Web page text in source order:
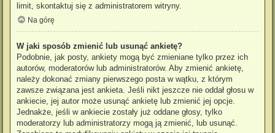
limit, skontaktuj się z administratorem witryny.
Na górę
W jaki sposób zmienić lub usunąć ankietę?
Podobnie, jak posty, ankiety mogą być zmieniane tylko przez ich
autorów, moderatorów lub administratorów. Aby zmienić ankietę,
należy dokonać zmiany pierwszego posta w wątku, z którym
zawsze związana jest ankieta. Jeśli nikt jeszcze nie oddał głosu w
ankiecie, jej autor może usunąć ankietę lub zmienić jej opcje.
Jednakże, jeśli w ankiecie zostały już oddane głosy, tylko
moderatorzy lub administratorzy mogą ją zmienić, lub usunąć.